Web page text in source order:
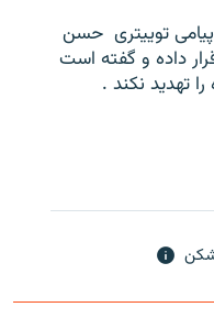
توییتری ‌ حسن
داده و گفته است
تهدید نکند .